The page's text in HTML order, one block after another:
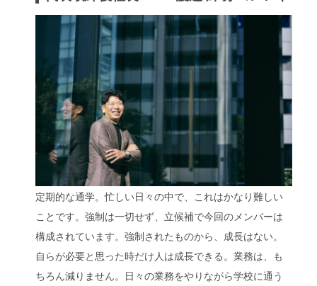
定期的な通学。忙しい日々の中で、これはかなり難しい
ことです。強制は一切せず、立候補で今回のメンバーは
構成されています。強制されたものから、成長はない。
自らが必要と思った時だけ人は成長できる。業務は、も
ちろん減りません。日々の業務をやりながら学校に通う